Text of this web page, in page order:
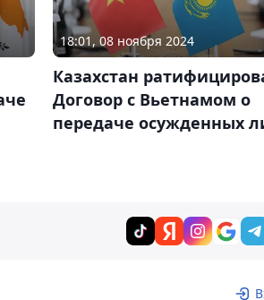
18:01, 08 ноября 2024
Казахстан
Договор с Вьетнамом о
передаче осужденных